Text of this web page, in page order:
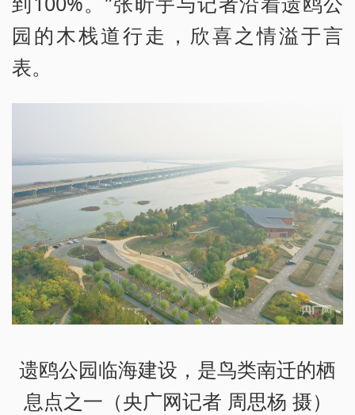
园的木栈道行走，欣喜之情溢于言
表。
遗鸥公园临海建设，是鸟类南迁的栖
息点之一（央广网记者 周思杨 摄）